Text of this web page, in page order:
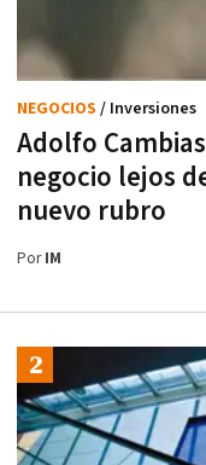
Adolfo
negocio lejos
nuevo rubro
NEGOCIOS / Inversiones
PorIM